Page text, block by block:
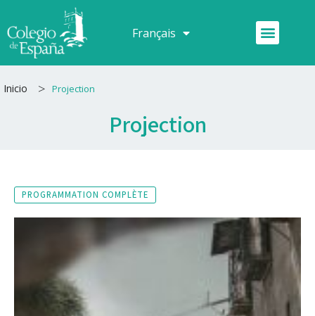
au
contenu
Français
Español Menu
Inicio > Projection
Projection
PROGRAMMATION COMPLÈTE